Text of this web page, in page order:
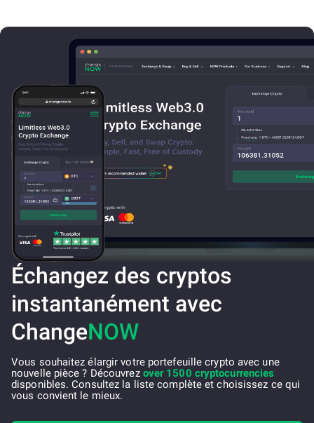
Échangez des cryptos
instantanément avec
ChangeNOW
Vous souhaitez élargir votre portefeuille crypto avec une
nouvelle pièce ? Découvrez over 1500 cryptocurrencies
disponibles. Consultez la liste complète et choisissez ce qui
vous convient le mieux.